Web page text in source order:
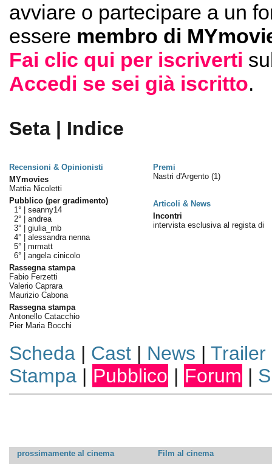
avviare o partecipare a un
essere membro di
Fai clic qui per iscriverti
Accedi se sei già iscritto.
Seta | Indice
Recensioni & Opinionisti
Premi
MYmovies
Mattia Nicoletti
Pubblico (per gradimento)
1° | seanny14
2° | andrea
3° | giulia_mb
4° | alessandra nenna
5° | mrmatt
6° | angela cinicolo
Rassegna stampa
Fabio Ferzetti
Valerio Caprara
Maurizio Cabona
Rassegna stampa
Antonello Catacchio
Pier Maria Bocchi
Nastri d'Argento (1)
Articoli & News
Incontri
intervista esclusiva al regista di
Scheda| Cast| News | Trailer
Stampa| Pubblico | Forum |
prossimamente al cinema
Film al cinema